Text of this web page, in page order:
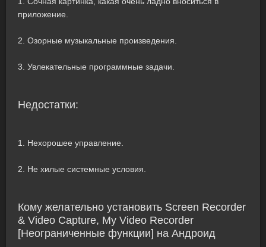
приложение.
2. Озорные музыкальные произведения.
3. Увлекательные программные задачи.
Недостатки:
1. Нехорошее управление.
2. Не хилые системные условия.
Кому желательно установить Screen Recorder
& Video Capture, My Video Recorder
[Неограниченные функции] на Андроид